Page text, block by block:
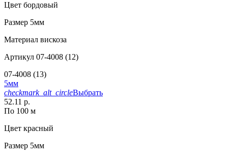
Цвет бордовый
Размер 5мм
Материал вискоза
Артикул 07-4008 (12)
07-4008 (13)
5мм
checkmark_alt_circleВыбрать
52.11 р.
По 100 м
Цвет красный
Размер 5мм